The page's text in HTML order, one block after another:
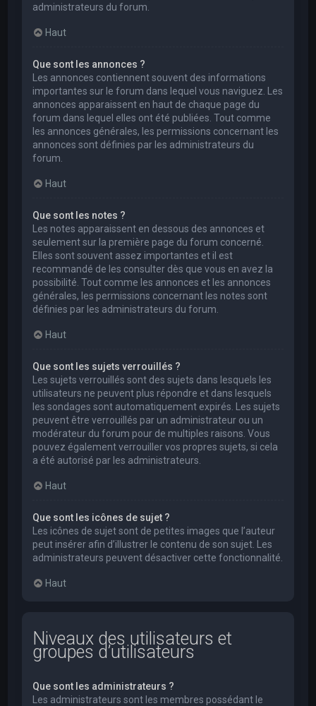
administrateurs du forum.
Haut
Que sont les annonces ?
Les annonces contiennent souvent des informations
importantes sur le forum dans lequel vous naviguez. Les
annonces apparaissent en haut de chaque page du
forum dans lequel elles ont été publiées. Tout comme
les annonces générales, les permissions concernant les
annonces sont définies par les administrateurs du
forum.
Haut
Que sont les notes ?
Les notes apparaissent en dessous des annonces et
seulement sur la première page du forum concerné.
Elles sont souvent assez importantes et il est
recommandé de les consulter dès que vous en avez la
possibilité. Tout comme les annonces et les annonces
générales, les permissions concernant les notes sont
définies par les administrateurs du forum.
Haut
Que sont les sujets verrouillés ?
Les sujets verrouillés sont des sujets dans lesquels les
utilisateurs ne peuvent plus répondre et dans lesquels
les sondages sont automatiquement expirés. Les sujets
peuvent être verrouillés par un administrateur ou un
modérateur du forum pour de multiples raisons. Vous
pouvez également verrouiller vos propres sujets, si cela
a été autorisé par les administrateurs.
Haut
Que sont les icônes de sujet ?
Les icônes de sujet sont de petites images que l’auteur
peut insérer afin d’illustrer le contenu de son sujet. Les
administrateurs peuvent désactiver cette fonctionnalité.
Haut
Niveaux des utilisateurs et
groupes d’utilisateurs
Que sont les administrateurs ?
Les administrateurs sont les membres possédant le